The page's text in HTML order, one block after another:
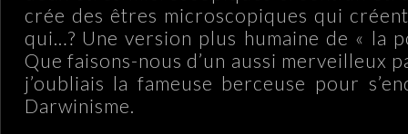
crée des êtres microscopiques qui
qui…? Une version plus humaine de « la
Que faisons-nous d’un aussi merveilleux
j’oubliais la fameuse berceuse pour
Darwinisme.